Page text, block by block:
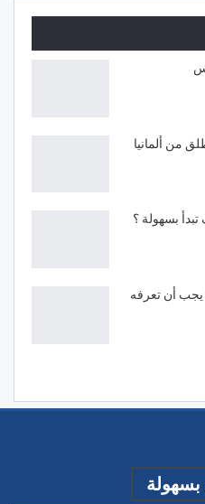
من ألمانيا
تبدأ بسهولة ؟
أن تعرفه
بسهولة